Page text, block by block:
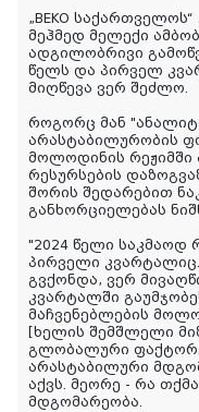
„BEKO
მეჰმედ მელექი
ადგილობრივი
წელს და პირველ
მიღწევა ვერ შეძლო.
როგორც მან
არასტაბილურობის
მოლოდინის რეჟიმში
რესურსების
შორის შედარებით
განხორციელებას
"2024 წელი საკმაოდ
პირველი
გვქონდა, ვერ
კვარტალში
მაჩვენებლების
[ხელის შემშლელი
გლობალური
არასტაბილური
აქვს. მეორე - რა
მდგომარეობა.